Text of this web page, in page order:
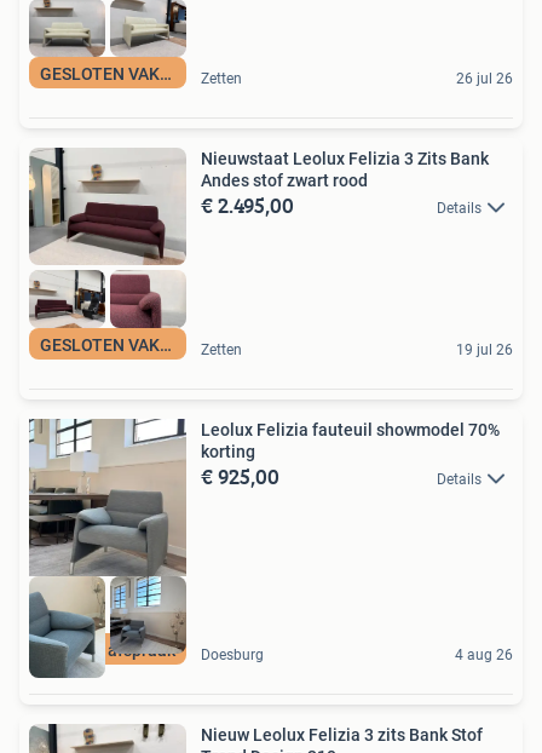
GESLOTEN VAKANTIE Zetten 26 jul 26
GESLOTEN VAKANTIE
Nieuwstaat Leolux Felizia 3 Zits Bank
Andes stof zwart rood
€ 2.495,00 Details
Zetten 19 jul 26
Open op afspraak
Leolux Felizia fauteuil showmodel 70%
korting
€ 925,00 Details
Doesburg 4 aug 26
Nieuw Leolux Felizia 3 zits Bank Stof